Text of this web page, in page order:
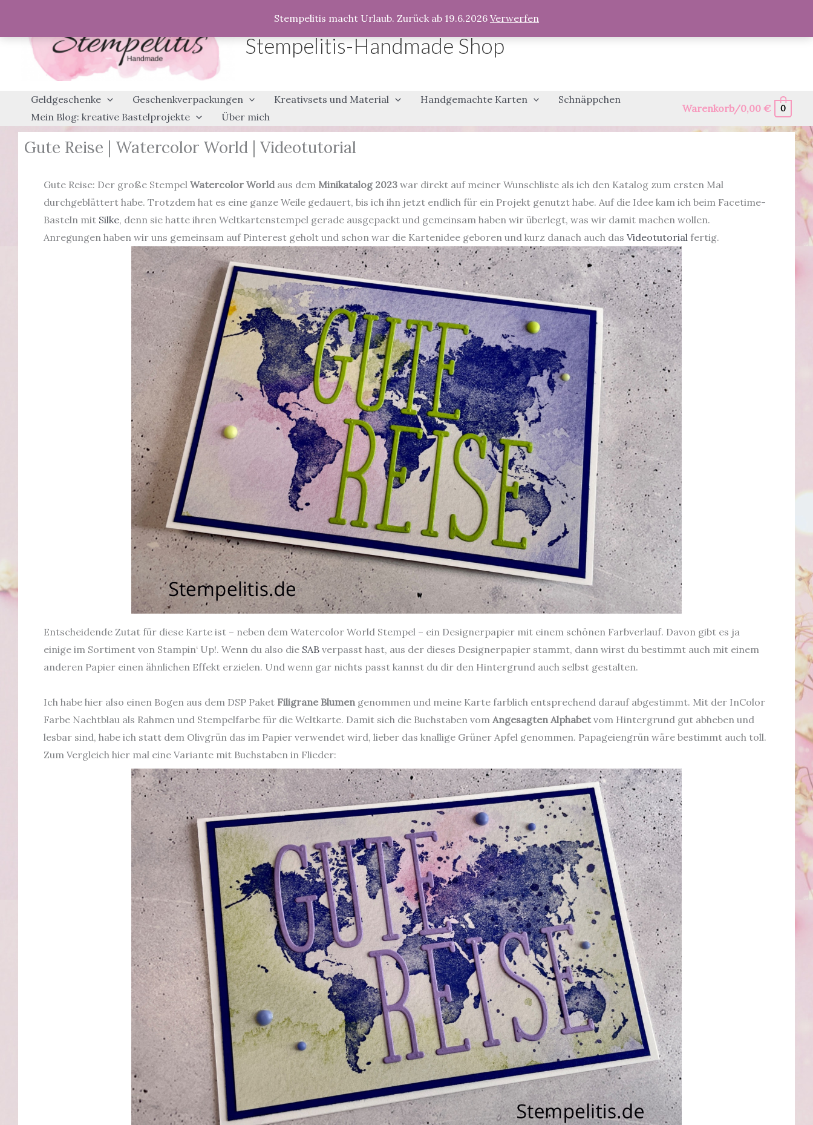
Stempelitis macht Urlaub. Zurück ab 19.6.2026 Verwerfen
springen
Stempelitis-Handmade Shop
Geldgeschenke Geschenkverpackungen Kreativsets und Material Handgemachte Karten
Schnäppchen
Mein Blog: kreative Bastelprojekte
Über mich
Warenkorb/0,00€ 0
Gute Reise | Watercolor World | Videotutorial
Gute Reise: Der große Stempel Watercolor World aus dem Minikatalog 2023 war direkt auf meiner Wunschliste als ich den Katalog zum ersten Mal
durchgeblättert habe. Trotzdem hat es eine ganze Weile gedauert, bis ich ihn jetzt endlich für ein Projekt genutzt habe. Auf die Idee kam ich beim Facetime-
Basteln mit Silke, denn sie hatte ihren Weltkartenstempel gerade ausgepackt und gemeinsam haben wir überlegt, was wir damit machen wollen.
Anregungen haben wir uns gemeinsam auf Pinterest geholt und schon war die Kartenidee geboren und kurz danach auch das Videotutorial fertig.
Entscheidende Zutat für diese Karte ist – neben dem Watercolor World Stempel – ein Designerpapier mit einem schönen Farbverlauf. Davon gibt es ja
einige im Sortiment von Stampin‘ Up!. Wenn du also die SAB verpasst hast, aus der dieses Designerpapier stammt, dann wirst du bestimmt auch mit einem
anderen Papier einen ähnlichen Effekt erzielen. Und wenn gar nichts passt kannst du dir den Hintergrund auch selbst gestalten.
Ich habe hier also einen Bogen aus dem DSP Paket Filigrane Blumengenommen und meine Karte farblich entsprechend darauf abgestimmt. Mit der InColor
Farbe Nachtblau als Rahmen und Stempelfarbe für die Weltkarte. Damit sich die Buchstaben vom Angesagten Alphabetvom Hintergrund gut abheben und
lesbar sind, habe ich statt dem Olivgrün das im Papier verwendet wird, lieber das knallige Grüner Apfel genommen. Papageiengrün wäre bestimmt auch toll.
Zum Vergleich hier mal eine Variante mit Buchstaben in Flieder: